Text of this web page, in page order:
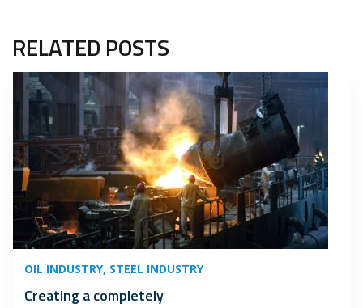
RELATED POSTS
OIL INDUSTRY STEEL INDUSTRY
Creating a completely